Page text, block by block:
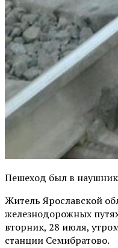
Пешеход был в
Житель Ярославской
железнодорожных
вторник, 28 июля,
станции Семибратово.